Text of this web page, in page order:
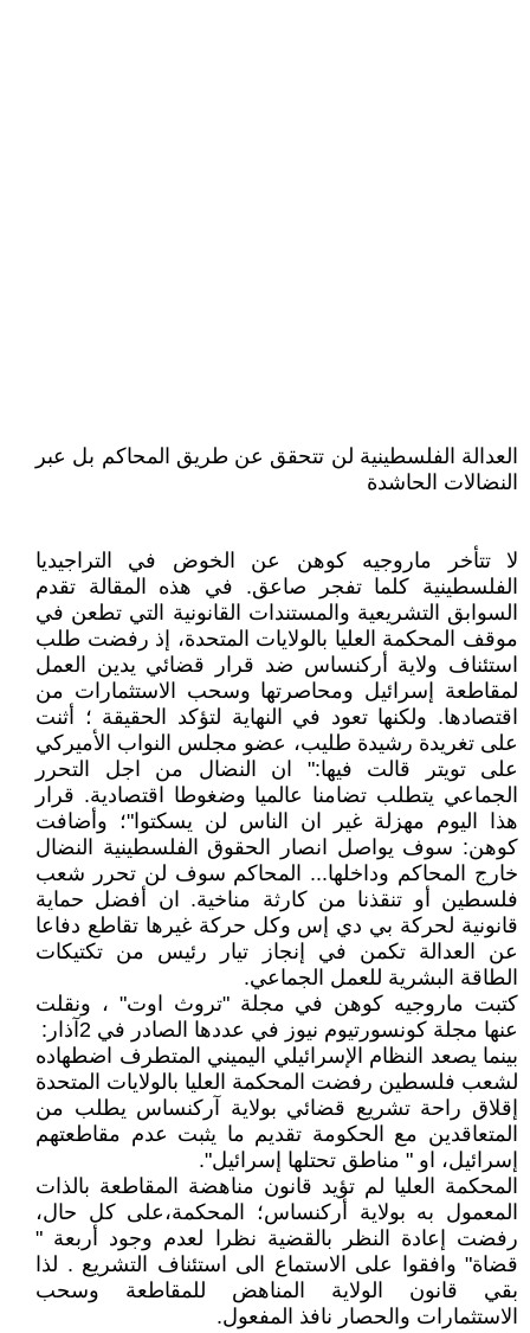
العدالة الفلسطينية لن تتحقق عن طريق المحاكم بل عبر
النضالات الحاشدة
لا تتأخر ماروجيه كوهن عن الخوض في التراجيديا
الفلسطينية كلما تفجر صاعق. في هذه المقالة تقدم
السوابق التشريعية والمستندات القانونية التي تطعن في
موقف المحكمة العليا بالولايات المتحدة، إذ رفضت طلب
استئناف ولاية أركنساس ضد قرار قضائي يدين العمل
لمقاطعة إسرائيل ومحاصرتها وسحب الاستثمارات من
اقتصادها. ولكنها تعود في النهاية لتؤكد الحقيقة ؛ أثنت
على تغريدة رشيدة طليب، عضو مجلس النواب الأميركي
على تويتر قالت فيها:" ان النضال من اجل التحرر
الجماعي يتطلب تضامنا عالميا وضغوطا اقتصادية. قرار
هذا اليوم مهزلة غير ان الناس لن يسكتوا"؛ وأضافت
كوهن: سوف يواصل انصار الحقوق الفلسطينية النضال
خارج المحاكم وداخلها... المحاكم سوف لن تحرر شعب
فلسطين أو تنقذنا من كارثة مناخية. ان أفضل حماية
قانونية لحركة بي دي إس وكل حركة غيرها تقاطع دفاعا
عن العدالة تكمن في إنجاز تيار رئيس من تكتيكات
الطاقة البشرية للعمل الجماعي.
كتبت ماروجيه كوهن في مجلة "تروث اوت" ، ونقلت
عنها مجلة كونسورتيوم نيوز في عددها الصادر في 2آذار:
بينما يصعد النظام الإسرائيلي اليميني المتطرف اضطهاده
لشعب فلسطين رفضت المحكمة العليا بالولايات المتحدة
إقلاق راحة تشريع قضائي بولاية آركنساس يطلب من
المتعاقدين مع الحكومة تقديم ما يثبت عدم مقاطعتهم
إسرائيل، او " مناطق تحتلها إسرائيل".
المحكمة العليا لم تؤيد قانون مناهضة المقاطعة بالذات
المعمول به بولاية أركنساس؛ المحكمة،على كل حال،
رفضت إعادة النظر بالقضية نظرا لعدم وجود أربعة "
قضاة" وافقوا على الاستماع الى استئناف التشريع . لذا
بقي قانون الولاية المناهض للمقاطعة وسحب
الاستثمارات والحصار نافذ المفعول.